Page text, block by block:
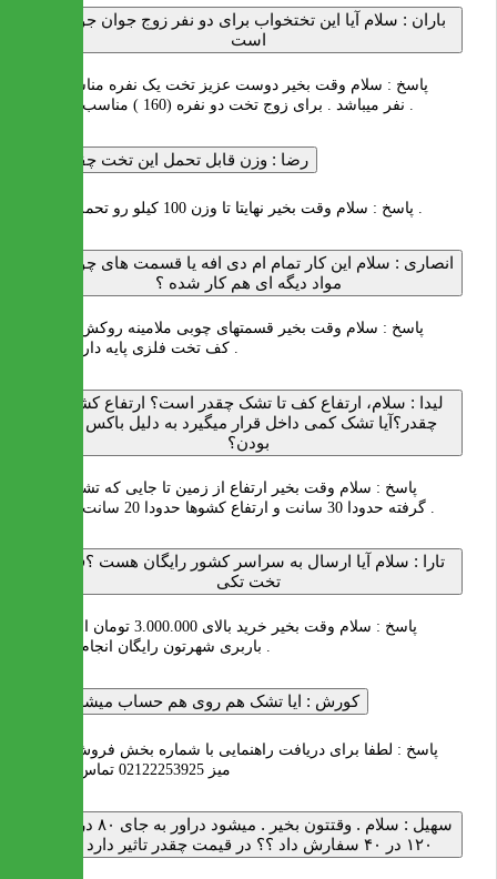
باران : سلام آیا این تختخواب برای دو نفر زوج جوان جوابگو
است
پاسخ : سلام وقت بخیر دوست عزیز تخت یک نفره مناسب یک
رضا : وزن قابل تحمل این تخت چقدره؟
پاسخ :
انصاری : سلام این کار تمام ام دی افه یا قسمت های چوبی با
مواد دیگه ای هم کار شده ؟
پاسخ : سلام وقت بخیر قسمتهای چوبی ملامینه روکش شده و
لیدا : سلام، ارتفاع کف تا تشک چقدر است؟ ارتفاع کشوها
چقدر؟آیا تشک کمی داخل قرار میگیرد به دلیل باکس دار
بودن؟
پاسخ : سلام وقت بخیر ارتفاع از زمین تا جایی که تشک قرار
تارا : سلام آیا ارسال به سراسر کشور رایگان هست ؟فقط
تخت تکی
پاسخ :
سلام وقت بخیر خرید بالای 3.000.000 تومان ارسال تا
باربری شهرتون رایگان انجام میشود .
کورش : ایا تشک هم روی هم حساب میشه یا نه
پاسخ : لطفا برای دریافت راهنمایی با شماره بخش فروش ایران
میز 02122253925 تماس بگیرید
سهیل :
۱۲۰ در ۴۰ سفارش داد ؟؟ در قیمت چقدر تاثیر دارد ؟؟